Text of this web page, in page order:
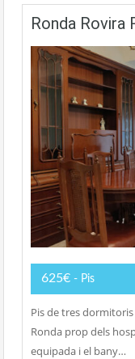
Ronda Rovira
625€ - Pis
Pis de tres
Ronda prop dels
equipada i el bany…